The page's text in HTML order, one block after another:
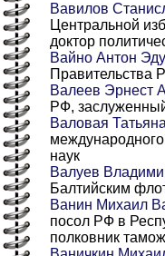
Вавилов
Центральной
доктор
Вайно Антон
Правительства
Валеев Эрнест
РФ,
Валовая
наук
Валуев
Балтийским
Ванин Михаил
посол РФ в
полковник